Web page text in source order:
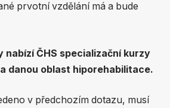
prvotní vzdělání má a bude
nabízí ČHS specializační kurzy
danou oblast hiporehabilitace.
v předchozím dotazu, musí